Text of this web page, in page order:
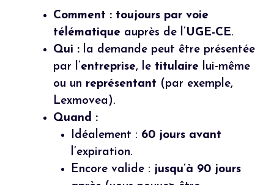
Comment : toujours par voie
télématique auprès de l’ UGE-CE.
Qui : la demande peut être présentée
par l’ entreprise, le titulaire lui-même
ou un représentant (par exemple,
Lexmovea).
Quand :
Idéalement : 60 jours avant
l’expiration.
Encore valide : jusqu’à 90 jours